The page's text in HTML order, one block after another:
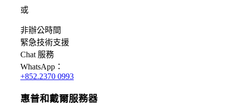
或
非辦公時間
緊急技術支援
Chat 服務
WhatsApp：
+852.2370 0993
惠普和戴爾服務器